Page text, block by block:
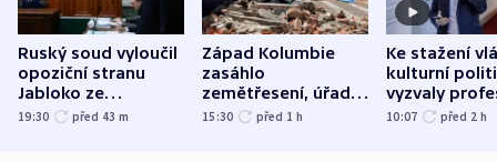
Ruský soud vyloučil
opoziční stranu
Jabloko ze
zářijových „voleb“
19:30 před 43 m
Západ Kolumbie
zasáhlo
zemětřesení, úřady
hlásí přes sto obětí
15:30 před 1 h
Ke stažení
kulturní
vyzvaly
organizace,
10:07 před 2 h